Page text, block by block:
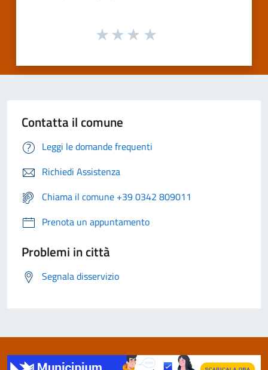
Contatta il comune
Leggi le domande frequenti
Richiedi Assistenza
Chiama il comune +39 0342 809011
Prenota un appuntamento
Problemi in città
Segnala disservizio